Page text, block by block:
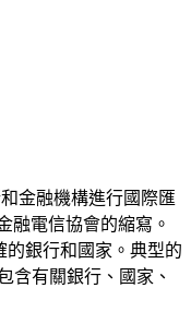
金融機構進行國際匯
融電信協會的縮寫。
銀行和國家。典型的
含有關銀行、國家、